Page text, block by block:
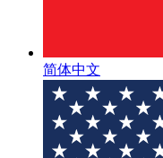
简体中文